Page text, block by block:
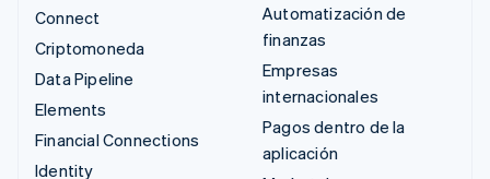
Connect
Criptomoneda
Data Pipeline
Elements
Financial Connections
Identity
Automatización de
finanzas
Empresas
internacionales
Pagos dentro de la
aplicación